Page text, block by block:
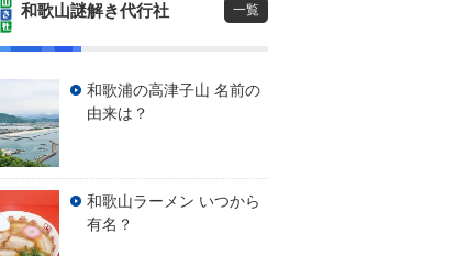
和歌山謎解き代行社 一覧
和歌浦の高津子山 名前の
由来は？
和歌山ラーメン いつから
有名？